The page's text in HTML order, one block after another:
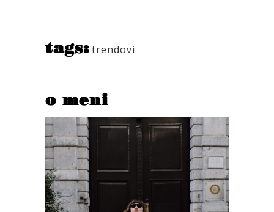
tags:trendovi
o meni